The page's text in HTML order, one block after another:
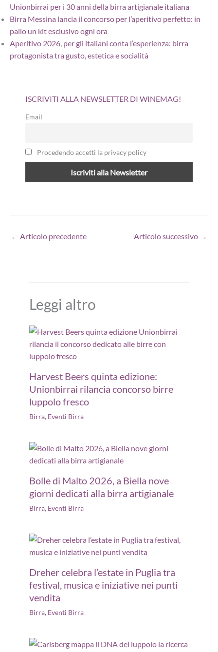
Unionbirrai per i 30 anni della birra artigianale italiana
Birra Messina lancia il concorso per l’aperitivo perfetto: in
palio un kit esclusivo ogni ora
Aperitivo 2026, per gli italiani conta l’esperienza: birra
protagonista tra gusto, estetica e socialità
ISCRIVITI ALLA NEWSLETTER DI WINEMAG!
Email
Procedendo accetti la privacy policy
← Articolo precedente Articolo successivo →
Leggi altro
Harvest Beers quinta edizione:
Unionbirrai rilancia concorso birre
luppolo fresco
Birra, Eventi Birra
Bolle di Malto 2026, a Biella nove
giorni dedicati alla birra artigianale
Birra, Eventi Birra
Dreher celebra l’estate in Puglia tra
festival, musica e iniziative nei punti
vendita
Birra, Eventi Birra